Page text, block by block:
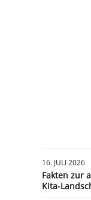
16. JULI 2026
Fakten zur
Kita-